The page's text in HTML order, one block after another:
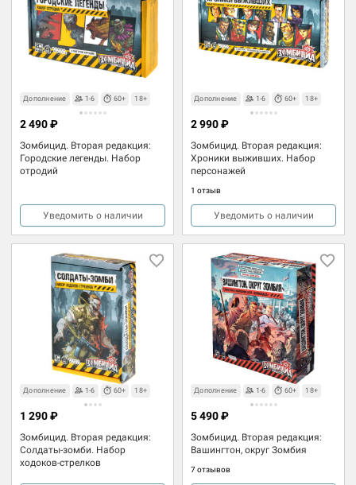
Дополнение 1-6 60+ 18+
Зомбицид. Вторая редакция:
Городские легенды. Набор
отродий
2 490 ₽
Уведомить о наличии
Дополнение 1-6 60+ 18+
Зомбицид. Вторая редакция:
Хроники выживших. Набор
персонажей
1 отзыв
2 990 ₽
Уведомить о наличии
Дополнение 1-6 60+ 18+
Зомбицид. Вторая редакция:
Солдаты-зомби. Набор
ходоков-стрелков
1 290 ₽
Дополнение 1-6 60+ 18+
Зомбицид. Вторая редакция:
Вашингтон, округ Зомбия
7 отзывов
5 490 ₽